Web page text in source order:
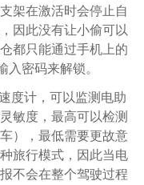
架在激活时会停止自
因此没有让小偷可以
都只能通过手机上的
密码来解锁。
度计，可以监测电助
敏度，最高可以检测
），最低需要更故意
旅行模式，因此当电
不会在整个驾驶过程